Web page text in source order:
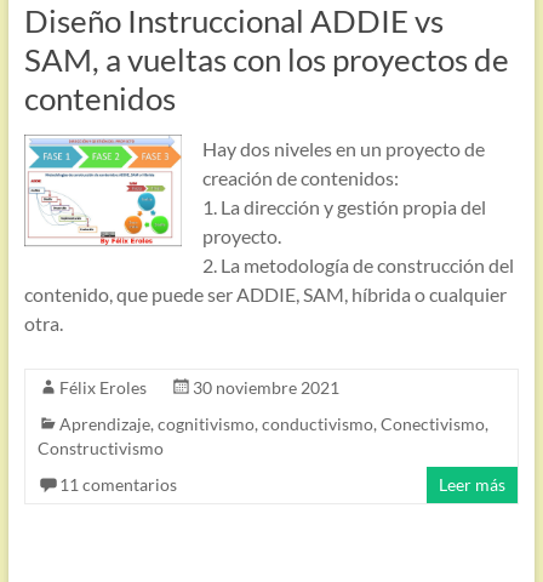
Diseño Instruccional ADDIE vs
SAM, a vueltas con los proyectos de
contenidos
Hay dos niveles en un proyecto de
creación de contenidos:
1. La dirección y gestión propia del
proyecto.
2. La metodología de construcción del
contenido, que puede ser ADDIE, SAM, híbrida o cualquier
otra.
Félix Eroles
30 noviembre 2021
Aprendizaje, cognitivismo, conductivismo, Conectivismo,
Constructivismo
11 comentarios
Leer más